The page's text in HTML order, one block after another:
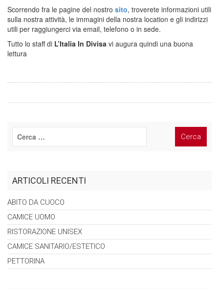
Scorrendo fra le pagine del nostro sito, troverete informazioni utili
sulla nostra attività, le immagini della nostra location e gli indirizzi
utili per raggiungerci via email, telefono o in sede.
Tutto lo staff di L’Italia In Divisa vi augura quindi una buona
lettura
ARTICOLI RECENTI
ABITO DA CUOCO
CAMICE UOMO
RISTORAZIONE UNISEX
CAMICE SANITARIO/ESTETICO
PETTORINA